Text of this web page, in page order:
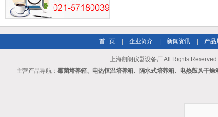
首 页 企业简介 新闻资讯 产品
上海凯朗仪器设备厂 All Rights Reserved
主营产品导航： 霉菌培养箱、电热恒温培养箱、隔水式培养箱、电热鼓风干